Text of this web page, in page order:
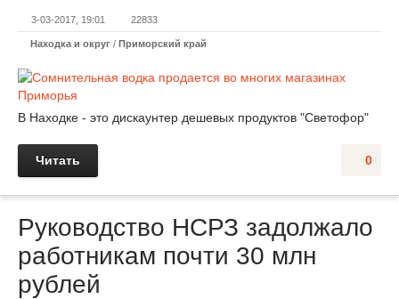
3-03-2017, 19:01 22833
Находка и округ / Приморский край
В Находке - это дискаунтер дешевых продуктов "Светофор"
0
Читать
Руководство НСРЗ задолжало
работникам почти 30 млн
рублей